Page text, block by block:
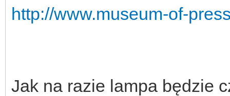
http://www.museum-of-
Jak na razie lampa będzie